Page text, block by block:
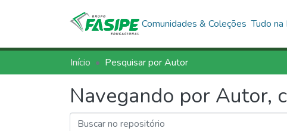
Comunidades & Coleções Tudo na
Início Pesquisar por Autor
Navegando por Autor,